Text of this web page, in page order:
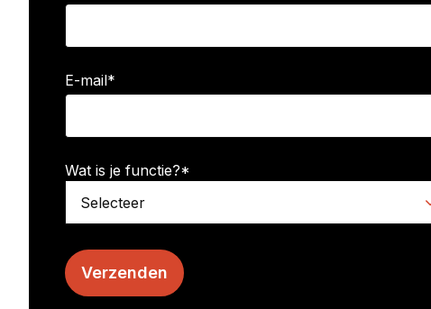
E-mail*
Wat is je functie?*